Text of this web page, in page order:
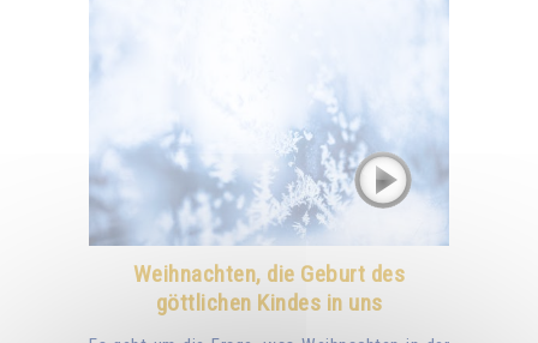
Weihnachten, die Geburt des
göttlichen Kindes in uns